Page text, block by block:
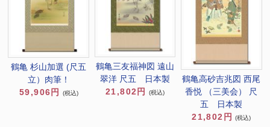
鶴亀 杉山加選 (尺五
立）肉筆！
59,906円
(税込)
鶴亀三友福神図 遠山
翠洋 尺五 日本製
21,802円
(税込)
鶴亀高砂吉兆図 西尾
香悦 （三美会） 尺
五 日本製
21,802円
(税込)